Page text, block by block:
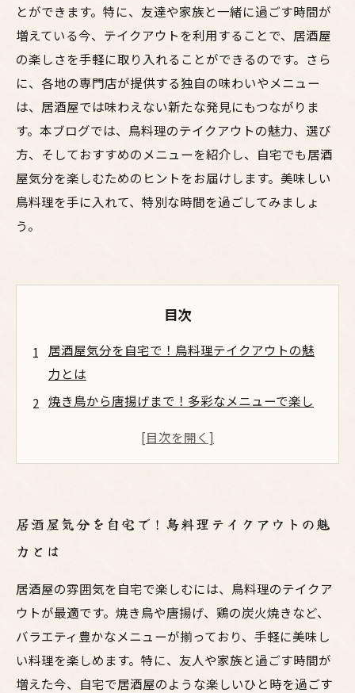
とができます。特に、友達や家族と一緒に過ごす時間が
増えている今、テイクアウトを利用することで、居酒屋
の楽しさを手軽に取り入れることができるのです。さら
に、各地の専門店が提供する独自の味わいやメニュー
は、居酒屋では味わえない新たな発見にもつながりま
す。本ブログでは、鳥料理のテイクアウトの魅力、選び
方、そしておすすめのメニューを紹介し、自宅でも居酒
屋気分を楽しむためのヒントをお届けします。美味しい
鳥料理を手に入れて、特別な時間を過ごしてみましょ
う。
目次
居酒屋気分を自宅で！鳥料理テイクアウトの魅
力とは
焼き鳥から唐揚げまで！多彩なメニューで楽し
特別な時間を演出！友達や家族と過ごすテイク
ポイント
居酒屋の雰囲気を再現！自宅での特別な晩餐を
自宅で居酒屋気分を満喫！おすすめの鳥料理メ
ニューはこれだ
心温まるひと時を！居酒屋テイクアウトで特別
な夜を楽しもう
居酒屋気分を自宅で！鳥料理テイクアウトの魅
力とは
居酒屋の雰囲気を自宅で楽しむには、鳥料理のテイクア
ウトが最適です。焼き鳥や唐揚げ、鶏の炭火焼きなど、
バラエティ豊かなメニューが揃っており、手軽に美味し
い料理を楽しめます。特に、友人や家族と過ごす時間が
増えた今、自宅で居酒屋のような楽しいひと時を過ごす